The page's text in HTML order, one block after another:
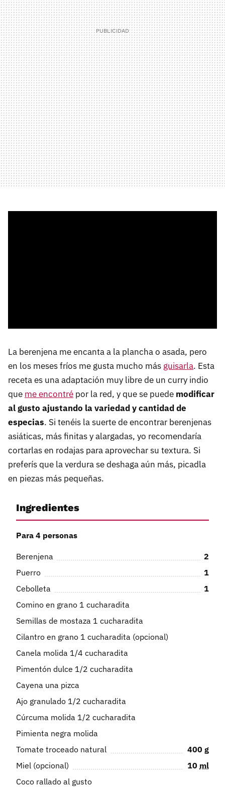
La berenjena me encanta a la plancha o asada, pero
en los meses fríos me gusta mucho más guisarla. Esta
receta es una adaptación muy libre de un curry indio
que me encontré por la red, y que se puede modificar
al gusto ajustando la variedad y cantidad de
especias. Si tenéis la suerte de encontrar berenjenas
asiáticas, más finitas y alargadas, yo recomendaría
cortarlas en rodajas para aprovechar su textura. Si
preferís que la verdura se deshaga aún más, picadla
en piezas más pequeñas.
Ingredientes
Para 4 personas
Berenjena
2
Puerro
1
Cebolleta
1
Comino en grano 1 cucharadita
Semillas de mostaza 1 cucharadita
Cilantro en grano 1 cucharadita (opcional)
Canela molida 1/4 cucharadita
Pimentón dulce 1/2 cucharadita
Cayena una pizca
Ajo granulado 1/2 cucharadita
Cúrcuma molida 1/2 cucharadita
Pimienta negra molida
Tomate troceado natural
400 g
Miel (opcional)
10 ml
Coco rallado al gusto